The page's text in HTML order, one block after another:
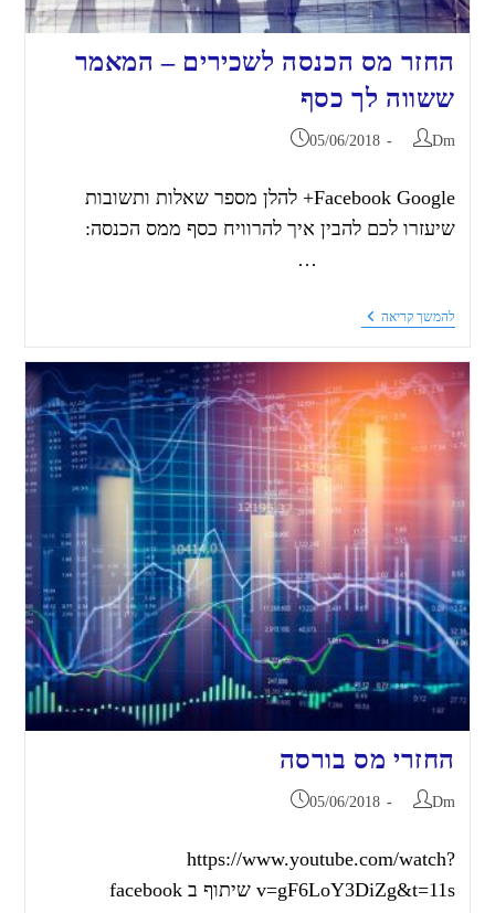
החזר מס הכנסה לשכירים – המאמר
ששווה לך כסף
Dm
05/06/2018
Facebook Google+ להלן מספר שאלות ותשובות
שיעזרו לכם להבין איך להרוויח כסף ממס הכנסה:
…
להמשך קריאה
החזרי מס בורסה
Dm
05/06/2018
https://www.youtube.com/watch?
v=gF6LoY3DiZg&t=11s שיתוף ב facebook